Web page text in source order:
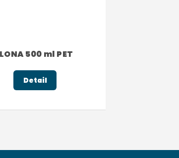
500 ml PET
Detail